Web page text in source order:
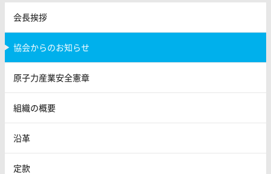
会長挨拶
協会からのお知らせ
原子力産業安全憲章
組織の概要
沿革
定款